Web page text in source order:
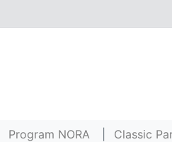
Program NORA Classic